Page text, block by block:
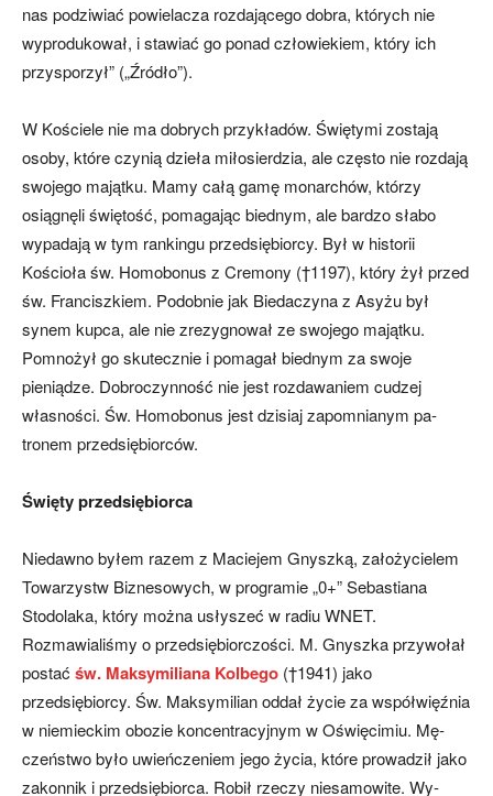
nas podziwiać powielacza rozdającego dobra, których nie
wyprodukował, i stawiać go ponad człowiekiem, który ich
przyspo­rzył” („Źródło”).
W Kościele nie ma dobrych przykła­dów. Świętymi zostają
osoby, które czy­nią dzieła miłosierdzia, ale często nie roz­dają
swojego majątku. Mamy całą gamę monarchów, którzy
osiągnęli świętość, pomagając biednym, ale bardzo słabo
wypadają w tym rankingu przedsiębior­cy. Był w historii
Kościoła św. Homobo­nus z Cremony (†1197), który żył przed
św. Franciszkiem. Podobnie jak Bieda­czyna z Asyżu był
synem kupca, ale nie zrezygnował ze swojego majątku.
Pomno­żył go skutecznie i pomagał biednym za swoje
pieniądze. Dobroczynność nie jest rozdawaniem cudzej
własności. Św. Ho­mobonus jest dzisiaj zapomnianym pa­
tronem przedsiębiorców.
Święty przedsiębiorca
Niedawno byłem razem z Maciejem Gnyszką, założycielem
Towarzystw Biz­nesowych, w programie „0+” Sebastiana
Stodolaka, który można usłyszeć w ra­diu WNET.
Rozmawialiśmy o przedsię­biorczości. M. Gnyszka przywołał
postać św. Maksymiliana Kolbego (†1941) jako
przedsiębiorcy. Św. Maksymilian oddał życie za współwięźnia
w niemieckim obo­zie koncentracyjnym w Oświęcimiu. Mę­
czeństwo było uwieńczeniem jego życia, które prowadził jako
zakonnik i przed­siębiorca. Robił rzeczy niesamowite. Wy­